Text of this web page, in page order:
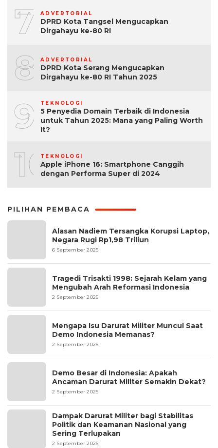
7 ADVERTORIAL
DPRD Kota Tangsel Mengucapkan
Dirgahayu ke-80 RI
8 ADVERTORIAL
DPRD Kota Serang Mengucapkan
Dirgahayu ke-80 RI Tahun 2025
9 TEKNOLOGI
5 Penyedia Domain Terbaik di Indonesia
untuk Tahun 2025: Mana yang Paling Worth
It?
10TEKNOLOGI
Apple iPhone 16: Smartphone Canggih
dengan Performa Super di 2024
PILIHAN PEMBACA
Alasan Nadiem Tersangka Korupsi Laptop,
Negara Rugi Rp1,98 Triliun
6 September 2025
Tragedi Trisakti 1998: Sejarah Kelam yang
Mengubah Arah Reformasi Indonesia
2 September 2025
Mengapa Isu Darurat Militer Muncul Saat
Demo Indonesia Memanas?
2 September 2025
Demo Besar di Indonesia: Apakah
Ancaman Darurat Militer Semakin Dekat?
2 September 2025
Dampak Darurat Militer bagi Stabilitas
Politik dan Keamanan Nasional yang
Sering Terlupakan
2 September 2025